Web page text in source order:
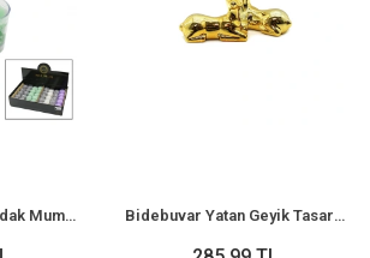
Bidebuvar Mini Bardak Mum - Şeffaf Mika - Renkli - Kokulu Bidebuvar Yatan Geyik Tasarımlı Seramik Biblo - Orta Boy - Parlak Altın